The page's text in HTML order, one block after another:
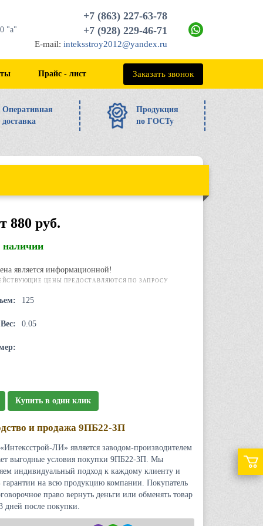
"а"
+7 (863) 227-63-78
+7 (928) 229-46-71
E-mail: inteksstroy2012@yandex.ru
Прайс - лист +7 (863) 227-63-78
Заказать звонок
Оперативная
доставка
Продукция
по ГОСТу
880 руб.
наличии
является информационной!
ЦЕНЫ ПРЕДОСТАВЛЯЮТСЯ ПО ЗАПРОСУ
125
Вес: 0.05
Купить в один клик
и продажа 9ПБ22-3П
ЛИ» является заводом-производителем
выгодные условия покупки 9ПБ22-3П. Мы
индивидуальный подход к каждому клиенту и
гарантии на всю продукцию компании. Покупатель
право вернуть деньги или обменять товар
дней после покупки.